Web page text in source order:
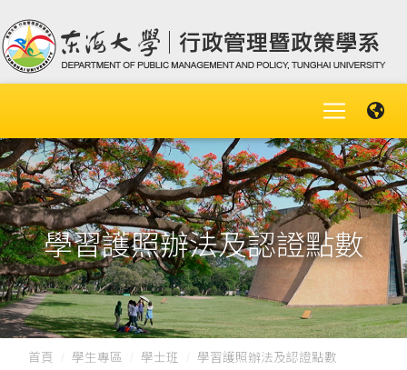
學習護照辦法及認證點數
首頁 學生專區 學士班 學習護照辦法及認證點數